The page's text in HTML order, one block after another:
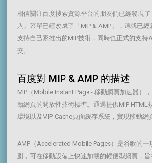
相信關注百度搜索資源平台的朋友們已經發現了
入」菜單已經改成了「MIP & AMP」，這就已
支持自己家推出的MIP技術，同時也正式的支持
交。
百度對 MIP & AMP 的描述
MIP（Mobile Instant Page - 移動網頁加速器）
動網頁的開放性技術標準。通過提供MIP-HTML
環境以及MIP-Cache頁面緩存系統，實現移動網
AMP（Accelerated Mobile Pages）是谷歌的一
劃，可在移動設備上快速加載的輕便型網頁，